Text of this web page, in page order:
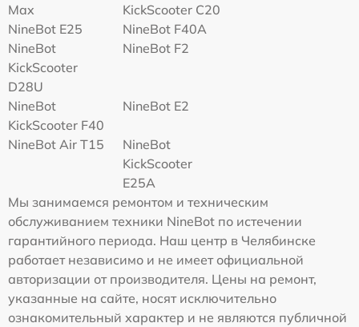
Max
KickScooter C20
NineBot E25
NineBot F40A
NineBot
KickScooter
D28U
NineBot F2
NineBot
KickScooter F40
NineBot E2
NineBot Air T15
NineBot
KickScooter
E25A
Мы занимаемся ремонтом и техническим
обслуживанием техники NineBot по истечении
гарантийного периода. Наш центр в Челябинске
работает независимо и не имеет официальной
авторизации от производителя. Цены на ремонт,
указанные на сайте, носят исключительно
ознакомительный характер и не являются публичной